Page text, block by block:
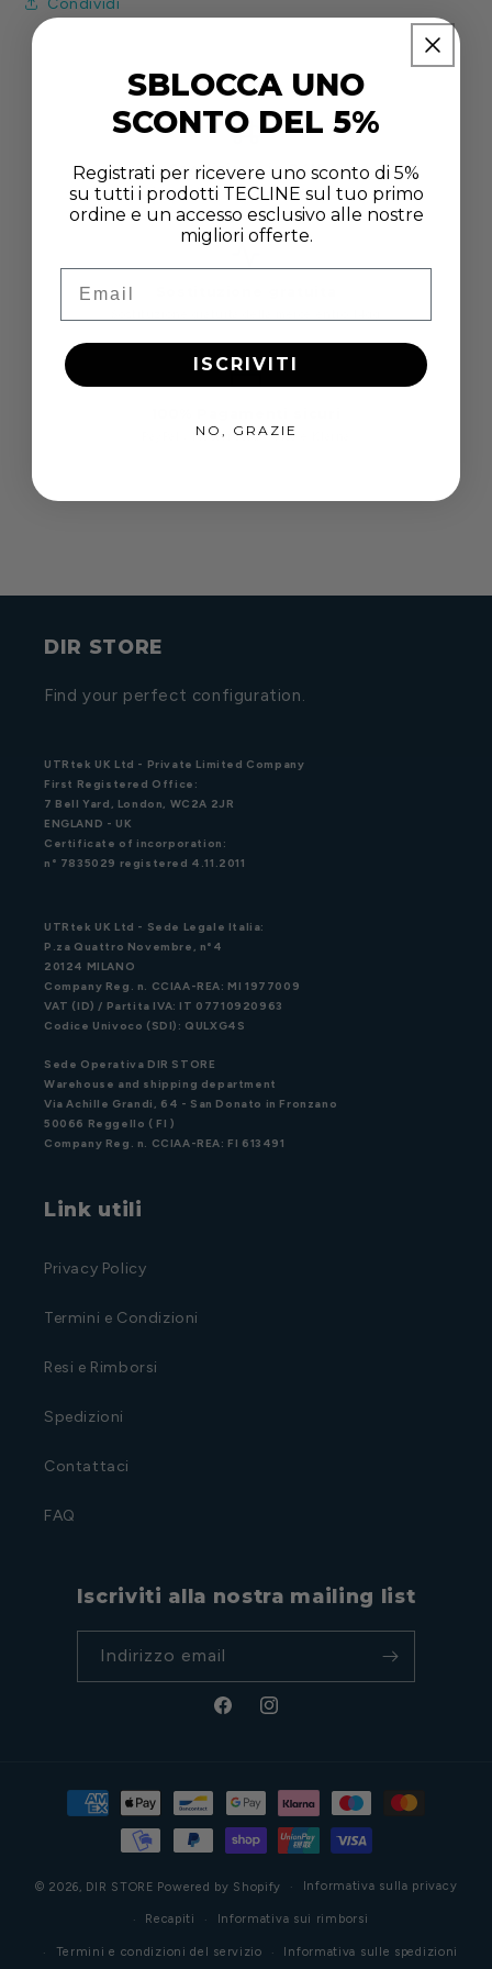
(without
(without
Spedizione in 24H
Sui prodotti in pronta consegna
PayPal / MasterCard / Visa e Klarna
DIR STORE
Find your perfect configuration.
UTRtek UK Ltd - Private Limited Company
First Registered Office:
7 Bell Yard, London, WC2A 2JR
ENGLAND - UK
Certificate of incorporation:
n° 7835029 registered 4.11.2011
UTRtek UK Ltd - Sede Legale Italia:
P.za Quattro Novembre, n°4
20124 MILANO
Company Reg. n. CCIAA-REA: MI 1977009
VAT (ID) / Partita IVA: IT 07710920963
Codice Univoco (SDI): QULXG4S
Sede Operativa DIR STORE
Warehouse and shipping department
Via Achille Grandi, 64 - San Donato in Fronzano
50066 Reggello ( FI )
Company Reg. n. CCIAA-REA: FI 613491
Link utili
Privacy Policy
Termini e Condizioni
Resi e Rimborsi
Spedizioni
Contattaci
FAQ
Iscriviti alla nostra mailing list
Indirizzo email
FacebookInstagram
Metodi
pagamento
© 2026, DIR STORE Powered by Shopify Informativa sulla privacy
Recapiti Informativa sui rimborsi
Termini e condizioni del servizio Informativa sulle spedizioni
SBLOCCA UNO
SCONTO DEL 5%
Registrati per ricevere uno sconto di 5%
su tutti i prodotti TECLINE sul tuo primo
ordine e un accesso esclusivo alle nostre
migliori offerte.
ISCRIVITI
NO, GRAZIE